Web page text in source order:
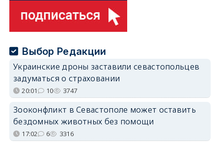
Выбор Редакции
Украинские дроны заставили севастопольцев
задуматься о страховании
20:01 10 3747
Зооконфликт в Севастополе может оставить
бездомных животных без помощи
17:02 6 3316